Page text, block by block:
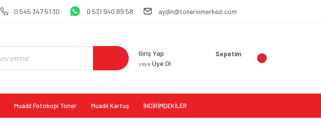
0 545 347 51 30 0 531 940 89 58 aydin@tonerinmerkezi.com
Giriş Yap
veya Üye Ol
Sepetim
Muadil Fotokopi Toner Muadil Kartuş İNDİRİMDEKİLER